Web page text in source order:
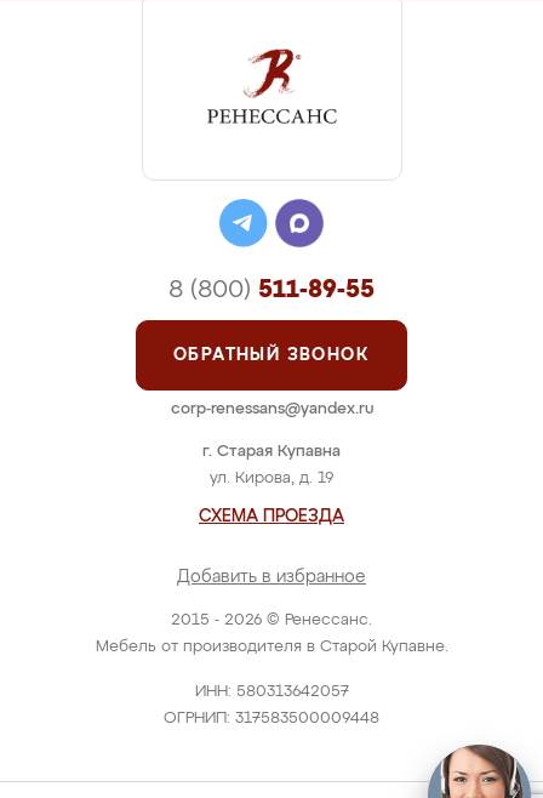
2015 - 2026 © Ренессанс.
Мебель от производителя в Старой Купавне.
ИНН: 580313642057
ОГРНИП: 317583500009448
г. Старая Купавна
ул. Кирова, д. 19
СХЕМА ПРОЕЗДА
Добавить в избранное
8 (800) 511-89-55
ОБРАТНЫЙ ЗВОНОК
corp-renessans@yandex.ru